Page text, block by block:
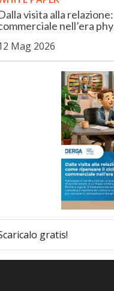
visita alla
nell’era
Mag 2026
gratis!